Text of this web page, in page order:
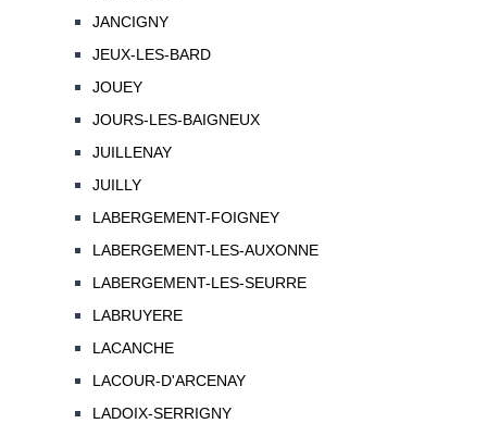
JANCIGNY
JEUX-LES-BARD
JOUEY
JOURS-LES-BAIGNEUX
JUILLENAY
JUILLY
LABERGEMENT-FOIGNEY
LABERGEMENT-LES-AUXONNE
LABERGEMENT-LES-SEURRE
LABRUYERE
LACANCHE
LACOUR-D'ARCENAY
LADOIX-SERRIGNY